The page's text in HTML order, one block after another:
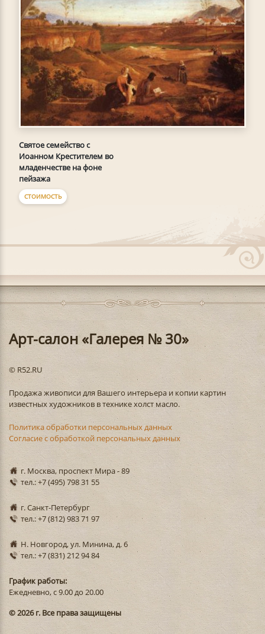
Святое семейство с
Иоанном Крестителем во
младенчестве на фоне
пейзажа
СТОИМОСТЬ
Арт-салон «Галерея № 30»
© R52.RU
Продажа живописи для Вашего интерьера и копии картин
известных художников в технике холст масло.
Политика обработки персональных данных
Согласие с обработкой персональных данных
г. Москва, проспект Мира - 89
тел.: +7 (495) 798 31 55
г. Санкт-Петербург
тел.: +7 (812) 983 71 97
Н. Новгород, ул. Минина, д. 6
тел.: +7 (831) 212 94 84
График работы:
Ежедневно, с 9.00 до 20.00
© 2026 г. Все права защищены